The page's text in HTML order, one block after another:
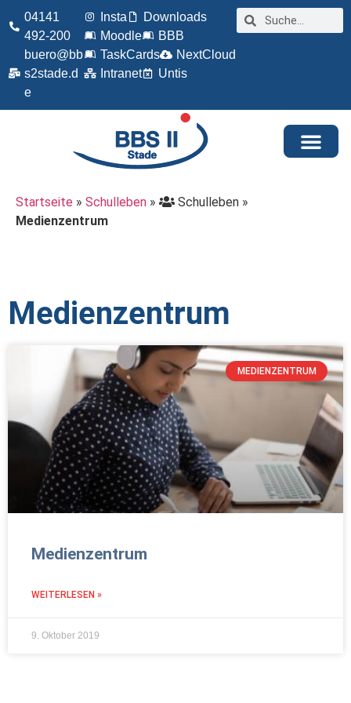
04141
492-200
buero@bb
s2stade.d
e
Insta
Downloads
Moodle
BBB
TaskCards
NextCloud
Intranet
Untis
Startseite » Schulleben » Schulleben »
Medienzentrum
Medienzentrum
MEDIENZENTRUM
Medienzentrum
WEITERLESEN »
9. Oktober 2019